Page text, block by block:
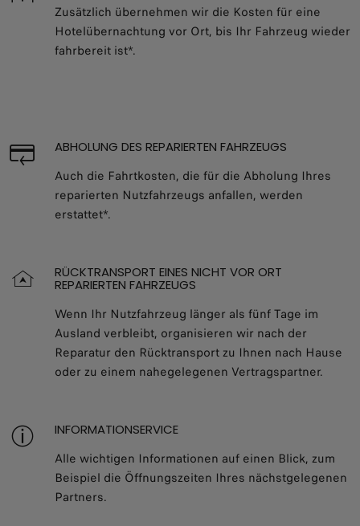
Zusätzlich übernehmen wir die Kosten für eine
Hotelübernachtung vor Ort, bis Ihr Fahrzeug wieder
fahrbereit ist*.
ABHOLUNG DES REPARIERTEN FAHRZEUGS
Auch die Fahrtkosten, die für die Abholung Ihres
reparierten Nutzfahrzeugs anfallen, werden
erstattet*.
RÜCKTRANSPORT EINES NICHT VOR ORT
REPARIERTEN FAHRZEUGS
Wenn Ihr Nutzfahrzeug länger als fünf Tage im
Ausland verbleibt, organisieren wir nach der
Reparatur den Rücktransport zu Ihnen nach Hause
oder zu einem nahegelegenen Vertragspartner.
INFORMATIONSERVICE
Alle wichtigen Informationen auf einen Blick, zum
Beispiel die Öffnungszeiten Ihres nächstgelegenen
Partners.